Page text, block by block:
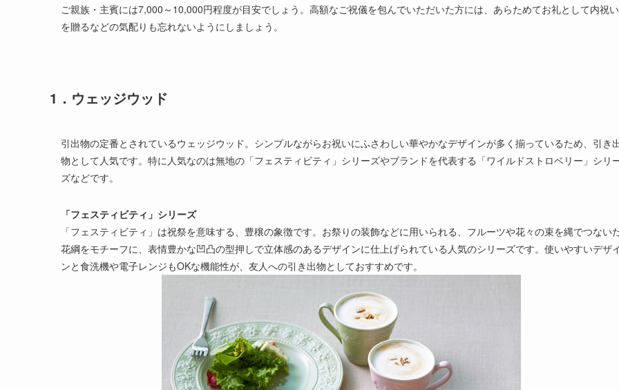
ご親族・主賓には7,000～10,000円程度が目安でしょう。高額なご祝儀を包んでいただいた方には、あらためてお礼として内祝い
を贈るなどの気配りも忘れないようにしましょう。
1．ウェッジウッド
引出物の定番とされているウェッジウッド。シンプルながらお祝いにふさわしい華やかなデザインが多く揃っているため、引き
物として人気です。特に人気なのは無地の「フェスティビティ」シリーズやブランドを代表する「ワイルドストロベリー」シリ
ズなどです。
「フェスティビティ」シリーズ
「フェスティビティ」は祝祭を意味する、豊穣の象徴です。お祭りの装飾などに用いられる、フルーツや花々の束を縄でつない
花綱をモチーフに、表情豊かな凹凸の型押しで立体感のあるデザインに仕上げられている人気のシリーズです。使いやすいデザ
ンと食洗機や電子レンジもOKな機能性が、友人への引き出物としておすすめです。